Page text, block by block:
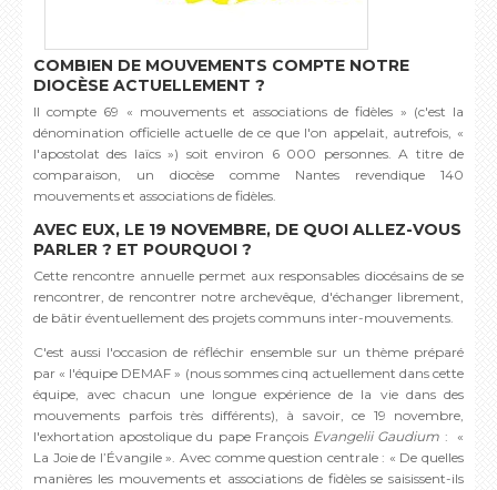
COMBIEN DE MOUVEMENTS COMPTE NOTRE
DIOCÈSE ACTUELLEMENT ?
Il compte 69 « mouvements et associations de fidèles » (c'est la
dénomination officielle actuelle de ce que l'on appelait, autrefois, «
l'apostolat des laïcs ») soit environ 6 000 personnes. A titre de
comparaison, un diocèse comme Nantes revendique 140
mouvements et associations de fidèles.
AVEC EUX, LE 19 NOVEMBRE, DE QUOI ALLEZ-VOUS
PARLER ? ET POURQUOI ?
Cette rencontre annuelle permet aux responsables diocésains de se
rencontrer, de rencontrer notre archevêque, d'échanger librement,
de bâtir éventuellement des projets communs inter-mouvements.
C'est aussi l'occasion de réfléchir ensemble sur un thème préparé
par « l'équipe DEMAF » (nous sommes cinq actuellement dans cette
équipe, avec chacun une longue expérience de la vie dans des
mouvements parfois très différents), à savoir, ce 19 novembre,
l'exhortation apostolique du pape François Evangelii Gaudium : «
La Joie de l’Évangile ». Avec comme question centrale : « De quelles
manières les mouvements et associations de fidèles se saisissent-ils